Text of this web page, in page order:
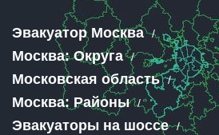
Эвакуатор Москва
Москва: Округа
Московская область
Москва: Районы
Эвакуаторы на шоссе